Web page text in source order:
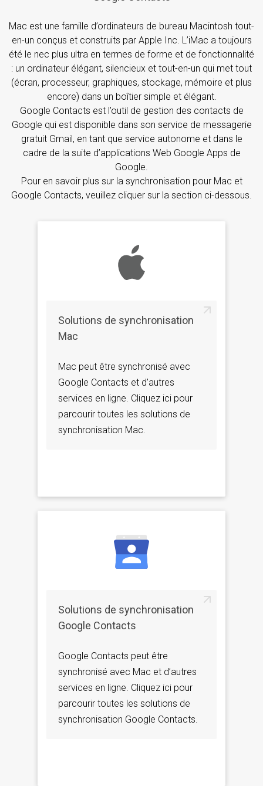
Mac est une famille d’ordinateurs de bureau Macintosh tout-
en-un conçus et construits par Apple Inc. L’iMac a toujours
été le nec plus ultra en termes de forme et de fonctionnalité
: un ordinateur élégant, silencieux et tout-en-un qui met tout
(écran, processeur, graphiques, stockage, mémoire et plus
encore) dans un boîtier simple et élégant.
Google Contacts est l’outil de gestion des contacts de
Google qui est disponible dans son service de messagerie
gratuit Gmail, en tant que service autonome et dans le
cadre de la suite d’applications Web Google Apps de
Google.
Pour en savoir plus sur la synchronisation pour Mac et
Google Contacts, veuillez cliquer sur la section ci-dessous.
Solutions de synchronisation
Mac
Mac peut être synchronisé avec
Google Contacts et d’autres
services en ligne. Cliquez ici pour
parcourir toutes les solutions de
synchronisation Mac.
Solutions de synchronisation
Google Contacts
Google Contacts peut être
synchronisé avec Mac et d’autres
services en ligne. Cliquez ici pour
parcourir toutes les solutions de
synchronisation Google Contacts.